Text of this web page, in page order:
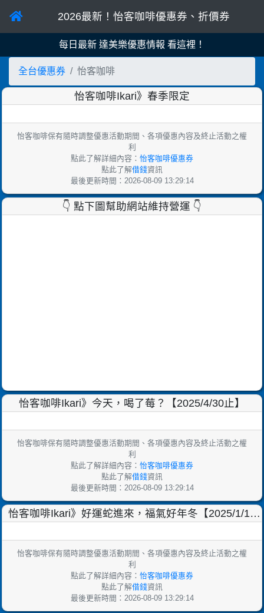
2026最新！怡客咖啡優惠券、折價券
每日最新 頂呱呱優惠情報 看這裡！
全台優惠券 怡客咖啡
怡客咖啡Ikari》春季限定
怡客咖啡保有隨時調整優惠活動期間、各項優惠內容及終止活動之權
利
點此了解詳細內容： 怡客咖啡優惠券
點此了解借錢資訊
最後更新時間：2026-08-09 13:29:14
👇 點下圖幫助網站維持營運 👇
怡客咖啡Ikari》今天，喝了莓？【2025/4/30止】
怡客咖啡保有隨時調整優惠活動期間、各項優惠內容及終止活動之權
利
點此了解詳細內容： 怡客咖啡優惠券
點此了解借錢資訊
最後更新時間：2026-08-09 13:29:14
怡客咖啡Ikari》好運蛇進來，福氣好年冬【2025/1/10
怡客咖啡保有隨時調整優惠活動期間、各項優惠內容及終止活動之權
利
點此了解詳細內容： 怡客咖啡優惠券
點此了解借錢資訊
最後更新時間：2026-08-09 13:29:14